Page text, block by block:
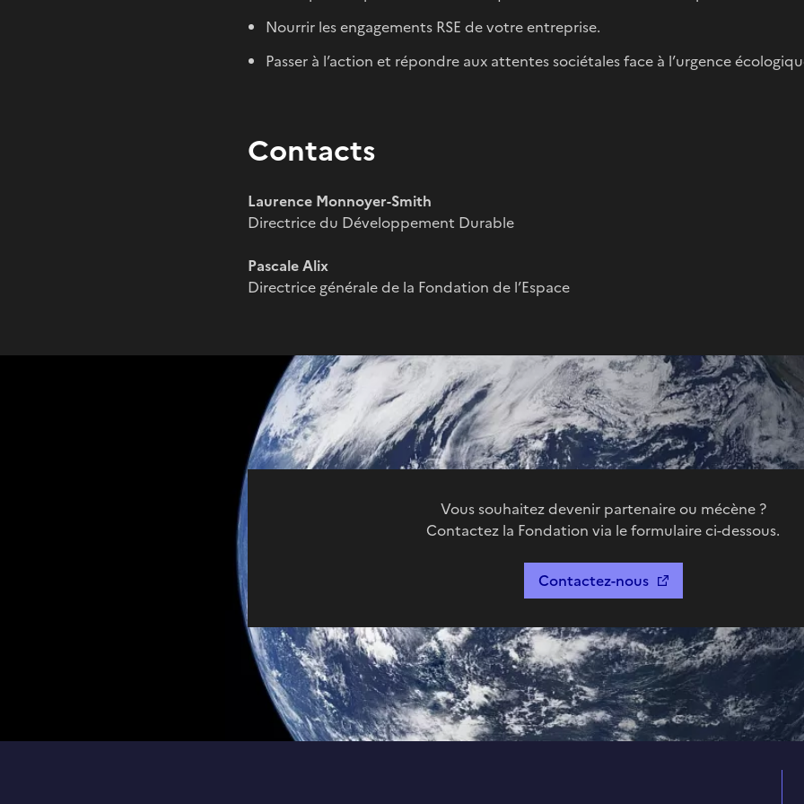
Nourrir les engagements RSE de votre entreprise.
Passer à l’action et répondre aux attentes sociétales face à l’urgence
Contacts
Laurence Monnoyer-Smith
Directrice du Développement Durable
Pascale Alix
Directrice générale de la Fondation de l’Espace
Vous souhaitez devenir partenaire ou mécène ?
Contactez la Fondation via le formulaire ci-dessous.
Contactez-nous